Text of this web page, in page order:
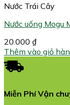
Nước Trái Cây
Nước uống Mogu
20.000 ₫
Thêm vào giỏ
Miễn Phí Vận